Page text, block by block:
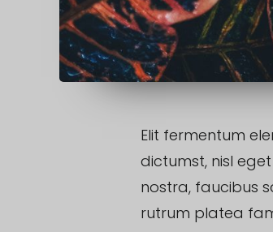
Elit fermentum
dictumst, nisl
nostra, faucibus
rutrum platea